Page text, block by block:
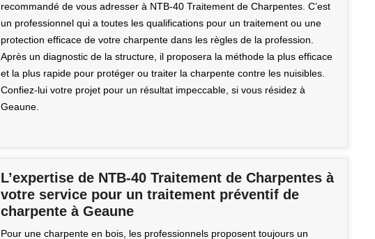
recommandé de vous adresser à NTB-40 Traitement de Charpentes. C’est
un professionnel qui a toutes les qualifications pour un traitement ou une
protection efficace de votre charpente dans les règles de la profession.
Après un diagnostic de la structure, il proposera la méthode la plus efficace
et la plus rapide pour protéger ou traiter la charpente contre les nuisibles.
Confiez-lui votre projet pour un résultat impeccable, si vous résidez à
Geaune.
L’expertise de NTB-40 Traitement de Charpentes à
votre service pour un traitement préventif de
charpente à Geaune
Pour une charpente en bois, les professionnels proposent toujours un